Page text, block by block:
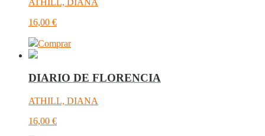
16,00 €
Comprar
DIARIO DE FLORENCIA
ATHILL, DIANA
16,00 €